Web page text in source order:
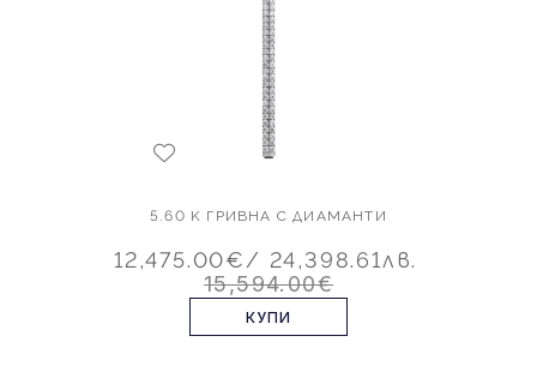
5.60 K ГРИВНА С ДИАМАНТИ
12,475.00€/ 24,398.61лв.
15,594.00€
КУПИ